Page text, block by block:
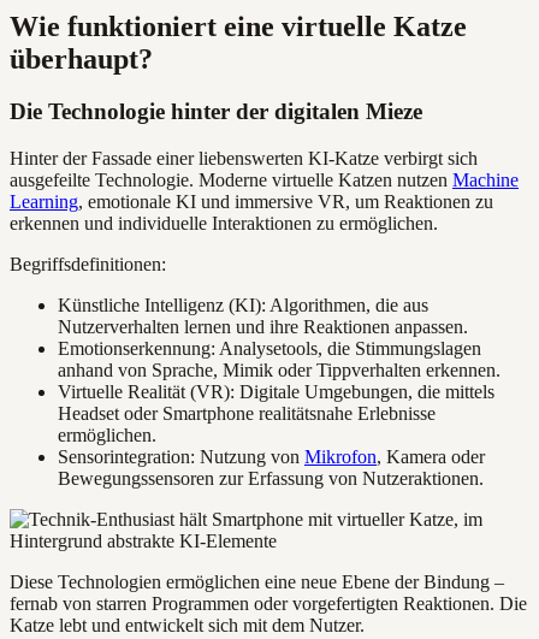
Wie funktioniert eine virtuelle Katze
überhaupt?
Die Technologie hinter der digitalen Mieze
Hinter der Fassade einer liebenswerten KI-Katze verbirgt sich
ausgefeilte Technologie. Moderne virtuelle Katzen nutzen Machine
Learning, emotionale KI und immersive VR, um Reaktionen zu
erkennen und individuelle Interaktionen zu ermöglichen.
Begriffsdefinitionen:
Künstliche Intelligenz (KI): Algorithmen, die aus
Nutzerverhalten lernen und ihre Reaktionen anpassen.
Emotionserkennung: Analysetools, die Stimmungslagen
anhand von Sprache, Mimik oder Tippverhalten erkennen.
Virtuelle Realität (VR): Digitale Umgebungen, die mittels
Headset oder Smartphone realitätsnahe Erlebnisse
ermöglichen.
Sensorintegration: Nutzung von Mikrofon, Kamera oder
Bewegungssensoren zur Erfassung von Nutzeraktionen.
Diese Technologien ermöglichen eine neue Ebene der Bindung –
fernab von starren Programmen oder vorgefertigten Reaktionen. Die
Katze lebt und entwickelt sich mit dem Nutzer.